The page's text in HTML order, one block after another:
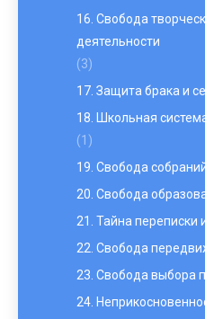
16. Свобода
деятельности
(3)
17. Защита брака и
18. Школьная
(1)
19. Свобода
20. Свобода
21. Тайна
22. Свобода
23. Свобода выбора
24.